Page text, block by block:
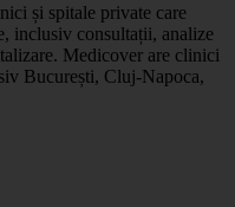
și spitale private care
inclusiv consultații, analize
Medicover are clinici
București, Cluj-Napoca,